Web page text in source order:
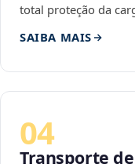
total proteção da
SAIBA MAIS
04
Transporte